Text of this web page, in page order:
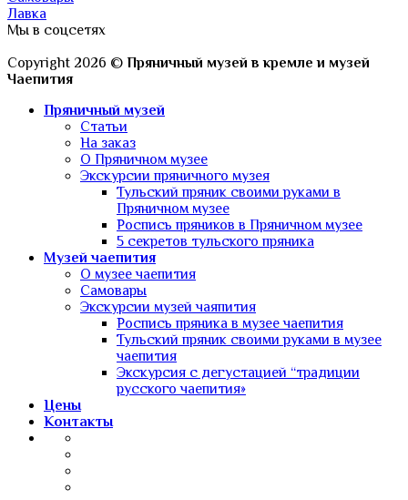
Лавка
Мы в соцсетях
Copyright 2026 © Пряничный музей в кремле и музей
Чаепития
Пряничный музей
Статьи
На заказ
О Пряничном музее
Экскурсии пряничного музея
Тульский пряник своими руками в
Пряничном музее
Роспись пряников в Пряничном музее
5 секретов тульского пряника
Музей чаепития
О музее чаепития
Самовары
Экскурсии музей чаяпития
Роспись пряника в музее чаепития
Тульский пряник своими руками в музее
чаепития
Экскурсия с дегустацией “традиции
русского чаепития»
Цены
Контакты